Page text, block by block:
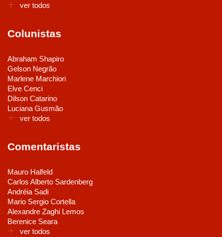
ver todos
Colunistas
Abraham Shapiro
Gelson Negrão
Marlene Marchiori
Elve Cenci
Dilson Catarino
Luciana Gusmão
ver todos
Comentaristas
Mauro Halfeld
Carlos Alberto Sardenberg
Andréia Sadi
Mario Sergio Cortella
Alexandre Zaghi Lemos
Berenice Seara
ver todos